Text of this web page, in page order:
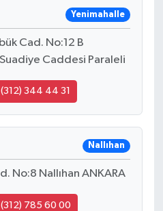
Yenimahalle
Cad. No:12 B
Caddesi Paraleli
344 44 31
Nallıhan
No:8 Nallıhan ANKARA
785 60 00